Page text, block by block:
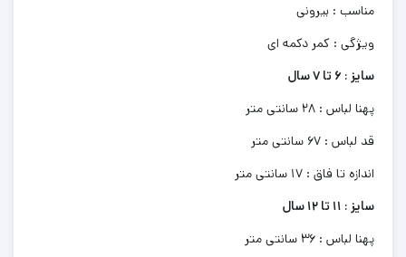
مناسب : بیرونی
ویژگی : کمر دکمه ای
سایز : 6 تا 7 سال
پهنا لباس : 28 سانتی متر
قد لباس : 67 سانتی متر
اندازه تا فاق : 17 سانتی متر
سایز : 11 تا 12 سال
پهنا لباس : 36 سانتی متر